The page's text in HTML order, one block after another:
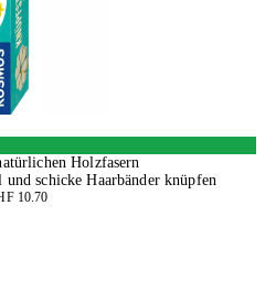
Holzfasern
und schicke Haarbänder knüpfen
10.70